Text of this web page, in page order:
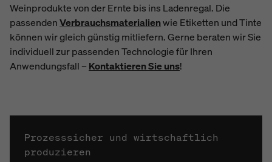
Weinprodukte von der Ernte bis ins Ladenregal. Die
passendenVerbrauchsmaterialienwie Etiketten und Tinte
können wir gleich günstig mitliefern. Gerne beraten wir Sie
individuell zur passenden Technologie für Ihren
Anwendungsfall – Kontaktieren Sie uns!
Prozesssicher und wirtschaftlich
produzieren